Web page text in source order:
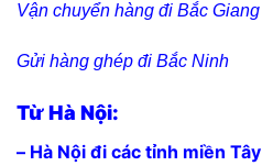
Vận chuyển hàng đi Bắc Giang
Gửi hàng ghép đi Bắc Ninh
Từ Hà Nội:
– Hà Nội đi các tỉnh miền Tây